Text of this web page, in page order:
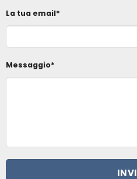
La tua email*
Messaggio*